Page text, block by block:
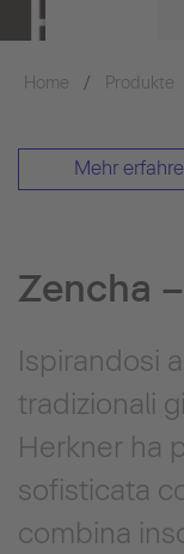
Home Produkte
Mehr
Zencha
Ispirandosi
tradizionali
Herkner ha
sofisticata
combina